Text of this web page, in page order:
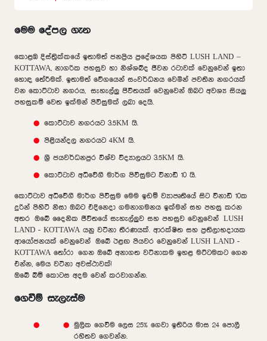
මෙම දේපල ගැන
කොළඹ දිස්ත්‍රික්කයේ ඉතාමත් ජනප්‍රිය ප්‍රදේශයක පිහිටි LUSH LAND –
KOTTAWA, නාගරික පහසුව හා නිශ්ශබ්ද ජීවන රටාවක් වෙනුවෙන් ඉතා
හොඳ තේරීමක්. ඉතාමත් වේගයෙන් සංවර්ධනය වෙමින් පවතින නගරයක්
වන කොට්ටාව නගරය, සැහැල්ලු ජිවිතයක් වෙනුවෙන් ඔබට අවශ්‍ය සියලු
පහසුකම් වෙත ඉක්මන් පිවිසුමක් ලබා දෙයි.
කොට්ටාව නගරයට 3.5KM යි.
පිළියන්දල නගරයට 4KM යි.
ශ්‍රී ජයවර්ධනපුර විශ්ව විද්‍යාලයට 3.5KM යි.
කොට්ටාව අධිවේගී මාර්ග පිවිසුමට විනාඩි 10 යි.
කොට්ටාව අධිවේගී මාර්ග පිවිසුම මෙම ඉඩම් ව්‍යාපෘතියේ සිට විනාඩි 10ක
දුරින් පිහිටි නිසා ඔබට එදිනෙදා ගමනාගමනය ඉක්මන් සහ පහසු කරන
අතර ඔබේ දෛනික ජීවිතයේ සැහැල්ලුව සහ පහසුව වෙනුවෙන් LUSH
LAND - KOTTAWA යනු වටිනා තීරණයක්. ආරක්ෂිත සහ ප්‍රතිලාභදායක
ආයෝජනයක් වෙනුවෙන් ඔබේ ඊළඟ පියවර වෙනුවෙන් LUSH LAND -
KOTTAWA තෝරා ගෙන ඔබේ අනාගත වටිනාකම ඉහළ මට්ටමකට ගෙන
එන්න, මෙය වටිනා අවස්ථාවක්!
ඔබේ බිම් කොටස අදම වෙන් කරවාගන්න.
ගෙවීම් සැලැස්ම
මුලික ගෙවීම ලෙස 25% ගෙවා ඉතිරිය මාස 24 පොලී
රහිතව ගෙවන්න.